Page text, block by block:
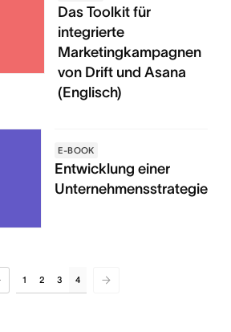
Das Toolkit für
integrierte
Marketingkampagnen
von Drift und Asana
(Englisch)
E-BOOK
Entwicklung einer
Unternehmensstrategie
1 2 3 4